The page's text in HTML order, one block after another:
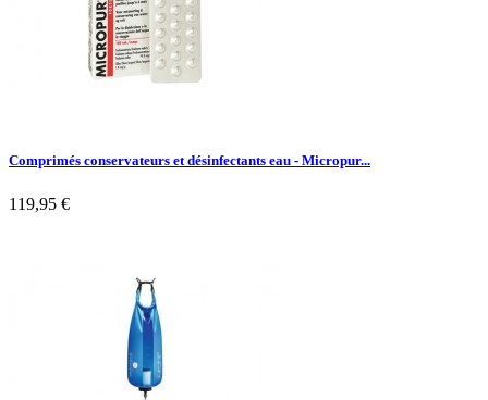
Comprimés conservateurs et désinfectants eau - Micropur...
119,95 €